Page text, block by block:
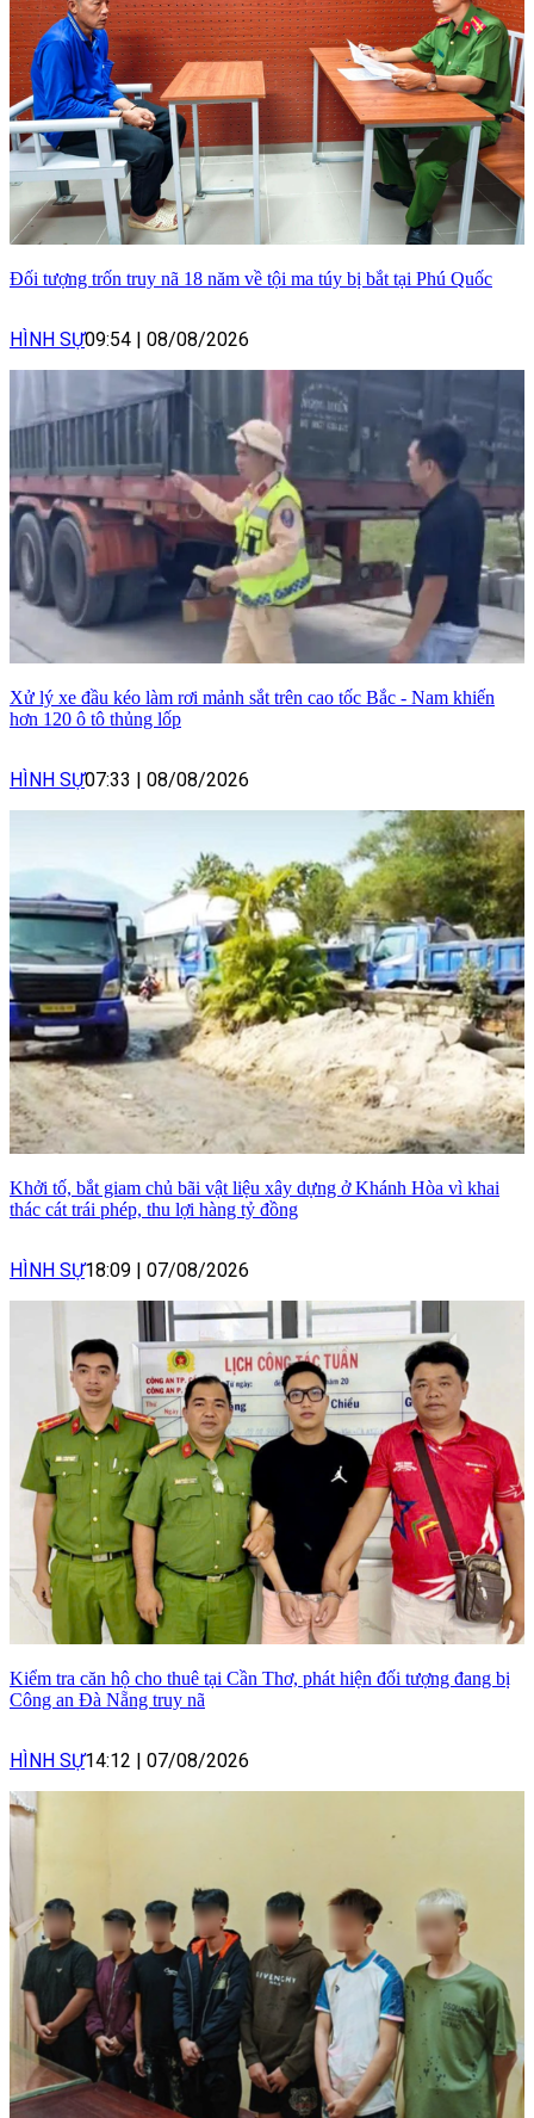
Đối tượng trốn truy nã 18 năm về tội ma túy bị bắt tại Phú Quốc
HÌNH SỰ09:54 08/08/2026
Xử lý xe đầu kéo làm rơi mảnh sắt trên cao tốc Bắc - Nam khiến
hơn 120 ô tô thủng lốp
HÌNH SỰ07:33 | 08/08/2026
Khởi tố, bắt giam chủ bãi vật liệu xây dựng ở Khánh Hòa vì khai
thác cát trái phép, thu lợi hàng tỷ đồng
HÌNH SỰ18:09 | 07/08/2026
Kiểm tra căn hộ cho thuê tại Cần Thơ, phát hiện đối tượng đang bị
Công an Đà Nẵng truy nã
HÌNH SỰ14:12 | 07/08/2026